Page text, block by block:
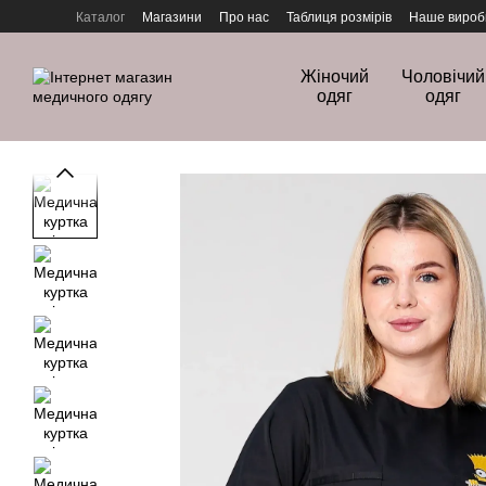
Перейти до основного контенту
Каталог Магазини Про нас Таблиця розмірів
Наше
Жіночий
одяг
Чоловічий
одяг